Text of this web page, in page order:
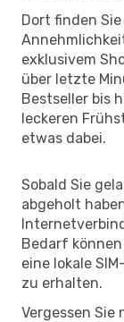
Dort finden
exklusivem
über letzte
Bestseller bis
leckeren
etwas dabei.
Sobald Sie
abgeholt
Bedarf
eine lokale
zu erhalten.
Vergessen Sie